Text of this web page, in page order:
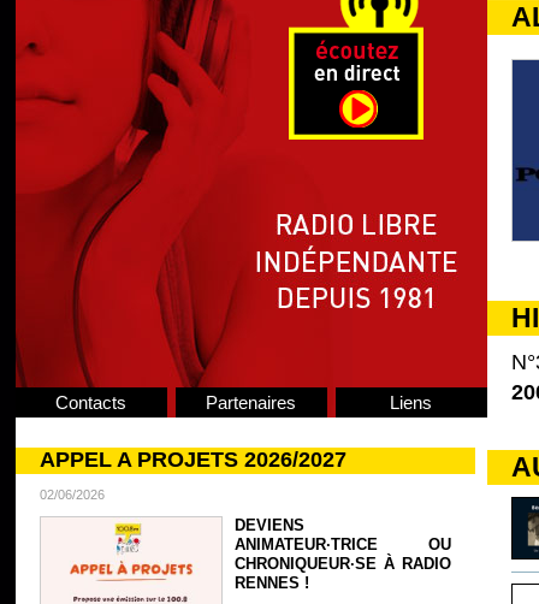
Contacts Partenaires Liens
APPEL A PROJETS 2026/2027
02/06/2026
DEVIENS
ANIMATEUR·TRICE OU
CHRONIQUEUR·SE À RADIO
RENNES !